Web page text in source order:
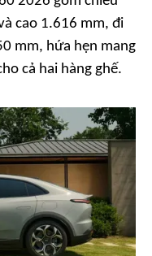
cao 1.616 mm, đi
mm, hứa hẹn mang
cả hai hàng ghế.